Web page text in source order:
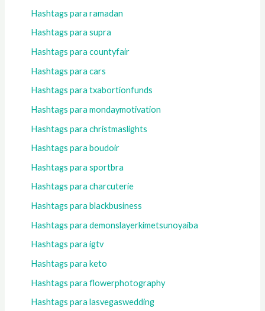
Hashtags para ramadan
Hashtags para supra
Hashtags para countyfair
Hashtags para cars
Hashtags para txabortionfunds
Hashtags para mondaymotivation
Hashtags para christmaslights
Hashtags para boudoir
Hashtags para sportbra
Hashtags para charcuterie
Hashtags para blackbusiness
Hashtags para demonslayerkimetsunoyaiba
Hashtags para igtv
Hashtags para keto
Hashtags para flowerphotography
Hashtags para lasvegaswedding